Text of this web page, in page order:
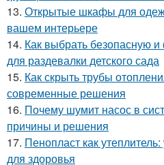
13. Открытые шкафы для
вашем интерьере
14. Как выбрать безопасную
для раздевалки детского сада
15. Как скрыть трубы
современные решения
16. Почему шумит насос в
причины и решения
17. Пенопласт как
для здоровья